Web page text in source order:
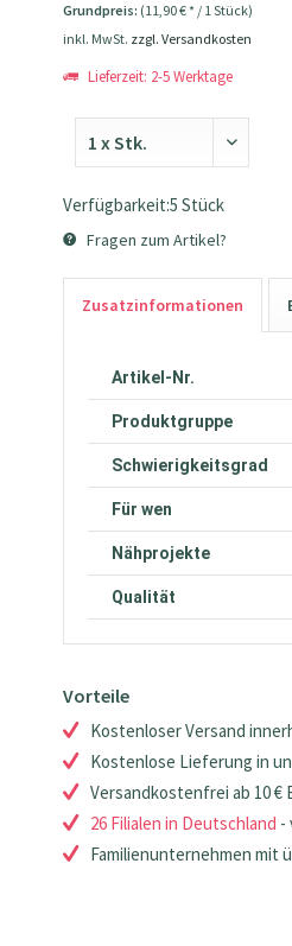
Grundpreis: (11,90 € * / 1 Stück)
inkl. MwSt. zzgl. Versandkosten
Lieferzeit: 2-5 Werktage
Verfügbarkeit:5 Stück
Fragen zum Artikel?
Zusatzinformationen
Artikel-Nr.
Produktgruppe
Schwierigkeitsgrad
Für wen
Nähprojekte
Qualität
Vorteile
Kostenloser Versand
Kostenlose Lieferung in
Versandkostenfrei ab 10
26 Filialen in Deutschland -
Familienunternehmen mit